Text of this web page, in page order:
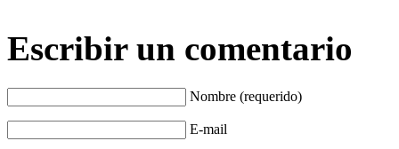
Escribir un comentario
Nombre (requerido)
E-mail